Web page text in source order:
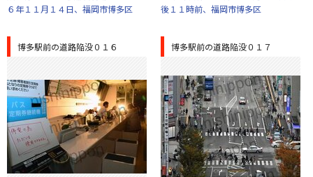
６年１１月１４日、福岡市博多区
後１１時前、福岡市博多区
博多駅前の道路陥没０１６ 博多駅前の道路陥没０１７